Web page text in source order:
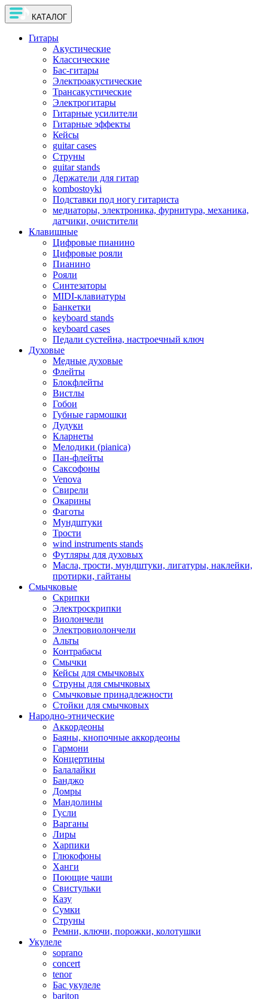
КАТАЛОГ
Гитары
Акустические
Классические
Бас-гитары
Электроакустические
Трансакустические
Электрогитары
Гитарные усилители
Гитарные эффекты
Кейсы
guitar cases
Струны
guitar stands
Держатели для гитар
kombostoyki
Подставки под ногу гитариста
медиаторы, электроника, фурнитура, механика,
датчики, очистители
Клавишные
Цифровые пианино
Цифровые рояли
Пианино
Рояли
Синтезаторы
MIDI-клавиатуры
Банкетки
keyboard stands
keyboard cases
Педали сустейна, настроечный ключ
Духовые
Медные духовые
Флейты
Блокфлейты
Вистлы
Гобои
Губные гармошки
Дудуки
Кларнеты
Мелодики (pianica)
Пан-флейты
Саксофоны
Venova
Свирели
Окарины
Фаготы
Мундштуки
Трости
wind instruments stands
Футляры для духовых
Масла, трости, мундштуки, лигатуры, наклейки,
протирки, гайтаны
Смычковые
Скрипки
Электроскрипки
Виолончели
Электровиолончели
Альты
Контрабасы
Смычки
Кейсы для смычковых
Струны для смычковых
Смычковые принадлежности
Стойки для смычковых
Народно-этнические
Аккордеоны
Баяны, кнопочные аккордеоны
Гармони
Концертины
Балалайки
Банджо
Домры
Мандолины
Гусли
Варганы
Лиры
Харпики
Глюкофоны
Ханги
Поющие чаши
Свистульки
Казу
Сумки
Струны
Ремни, ключи, порожки, колотушки
Укулеле
soprano
concert
tenor
Бас укулеле
bariton